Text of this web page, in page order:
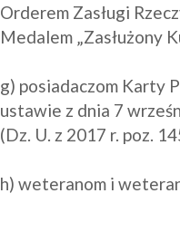
Orderem Zasługi
Medalem „Zasłużony
g) posiadaczom Karty
ustawie z dnia 7
(Dz. U. z 2017 r. poz.
h) weteranom i